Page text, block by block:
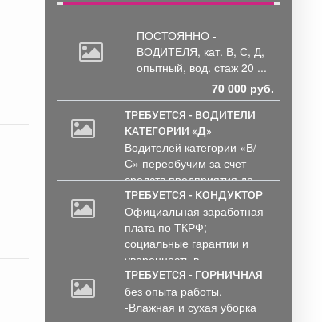
ПОСТОЯННО -
ВОДИТЕЛЯ, кат. В, С, Д,
опытный, вод. стаж 20 ...
70 000 руб.
ТРЕБУЕТСЯ - ВОДИТЕЛИ
КАТЕГОРИИ «Д»
Водителей категории «В/
С» переобучим за счет
средств предприятия до...
ТРЕБУЕТСЯ - КОНДУКТОР
Официальная заработная
плата по ТКРФ;
социальные гарантии и
уверенность в...
ТРЕБУЕТСЯ - ГОРНИЧНАЯ
без опыта работы.
-Влажная и сухая уборка